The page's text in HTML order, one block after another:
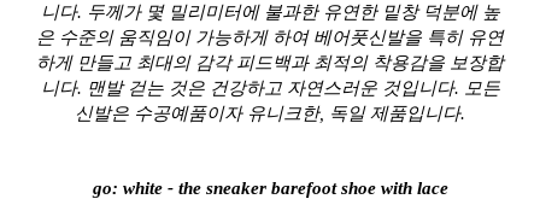
니다. 두께가 몇 밀리미터에 불과한 유연한 밑창 덕분에 높
은 수준의 움직임이 가능하게 하여 베어풋신발을 특히 유연
하게 만들고 최대의 감각 피드백과 최적의 착용감을 보장합
니다. 맨발 걷는 것은 건강하고 자연스러운 것입니다. 모든
신발은 수공예품이자 유니크한, 독일 제품입니다.
go: white - the sneaker barefoot shoe with lace